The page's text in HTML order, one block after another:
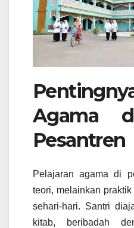
Agama
Pesantren
Pelajaran agama di
teori, melainkan
sehari-hari. Santri
kitab, beribadah